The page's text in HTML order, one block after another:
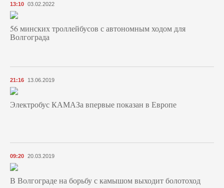
13:10 03.02.2022
56 минских троллейбусов с автономным ходом для
Волгограда
21:16 13.06.2019
Электробус КАМАЗа впервые показан в Европе
09:20 20.03.2019
В Волгограде на борьбу с камышом выходит болотоход